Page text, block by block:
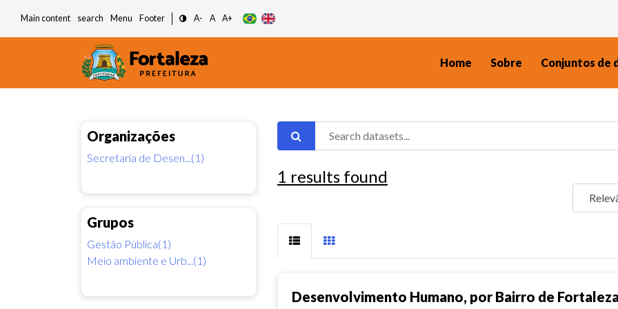
Main content search Menu Footer A- A A+
Home Sobre Conjuntos de
Organizações
Secretaria de Desen...(1)
Grupos
Gestão Pública(1)
Meio ambiente e Urb...(1)
1 results found
Desenvolvimento Humano, por Bairro de